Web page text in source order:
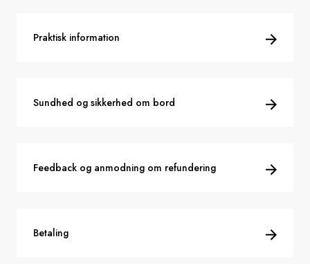
Danmark
Tyskland
Frankrig
Danmark
Praktisk information
Sundhed og sikkerhed om bord
Feedback og anmodning om refundering
Betaling